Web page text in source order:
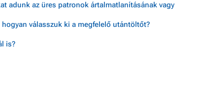
adunk az üres patronok ártalmatlanításának vagy
válasszuk ki a megfelelő utántöltőt?
is?